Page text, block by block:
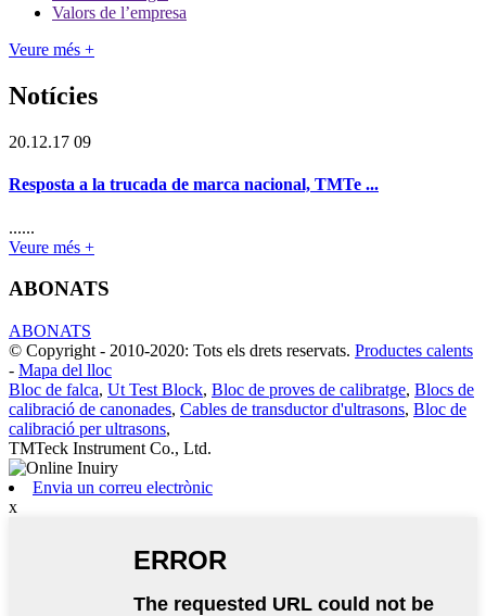
Valors de l’empresa
Veure més +
Notícies
20.12.17 09
Resposta a la trucada de marca nacional, TMTe ...
......
Veure més +
ABONATS
ABONATS
© Copyright - 2010-2020: Tots els drets reservats. Productes calents
- Mapa del lloc
Bloc de falca, Ut Test Block, Bloc de proves de calibratge, Blocs de
calibració de canonades, Cables de transductor d'ultrasons, Bloc de
calibració per ultrasons,
TMTeck Instrument Co., Ltd.
Envia un correu electrònic
x